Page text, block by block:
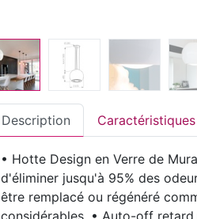
Description Caractéristiques
• Hotte Design en Verre de
d'éliminer jusqu'à 95% des
être remplacé ou régénéré
considérables. • Auto-off